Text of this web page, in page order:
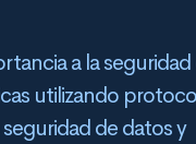
a la
utilizando
de datos y